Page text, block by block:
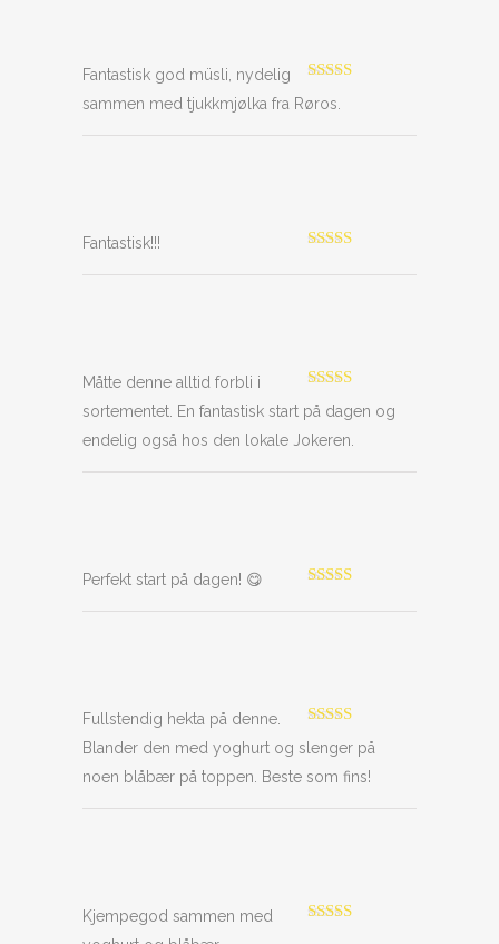
5
Fantastisk god müsli, nydelig
sammen med tjukkmjølka fra Røros.
5
Fantastisk!!!
Vurdert
5
Måtte denne alltid forbli i
sortementet. En fantastisk start på dagen og
endelig også hos den lokale Jokeren.
5
Perfekt start på dagen! 😋
Vurdert 5av
5
Fullstendig hekta på denne.
Blander den med yoghurt og slenger på
noen blåbær på toppen. Beste som fins!
Kjempegod sammen med